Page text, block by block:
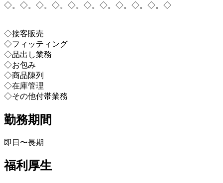
◇。◇。◇。◇。◇。◇。◇。◇。◇。◇。◇
◇接客販売
◇フィッティング
◇品出し業務
◇お包み
◇商品陳列
◇在庫管理
◇その他付帯業務
勤務期間
即日〜長期
福利厚生